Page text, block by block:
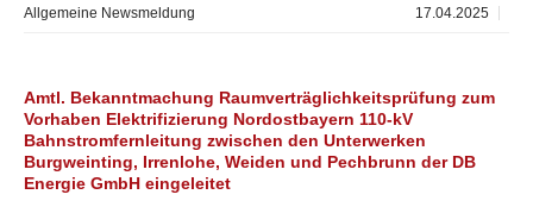
17.04.2025
Allgemeine Newsmeldung
Amtl. Bekanntmachung Raumverträglichkeitsprüfung zum
Vorhaben Elektrifizierung Nordostbayern 110-kV
Bahnstromfernleitung zwischen den Unterwerken
Burgweinting, Irrenlohe, Weiden und Pechbrunn der DB
Energie GmbH eingeleitet